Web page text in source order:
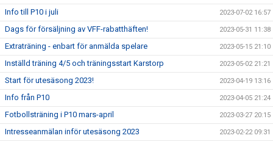
Info till P10 i juli 2023-07-02 16:57
Dags för försäljning av VFF-rabatthäften! 2023-05-31 11:38
Extraträning - enbart för anmälda spelare 2023-05-15 21:10
Inställd träning 4/5 och träningsstart Karstorp 2023-05-02 21:21
Start för utesäsong 2023! 2023-04-19 13:16
Info från P10 2023-04-05 21:24
Fotbollsträning i P10 mars-april 2023-03-27 20:15
Intresseanmälan inför utesäsong 2023 2023-02-22 09:31